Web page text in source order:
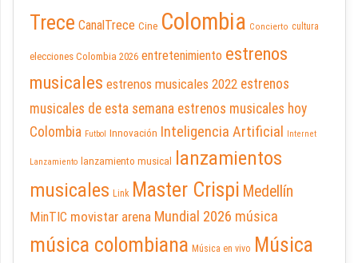
Trece CanalTrece Cine Colombia Concierto cultura
elecciones Colombia 2026 entretenimiento estrenos
musicales estrenos musicales 2022 estrenos
musicales de esta semana estrenos musicales hoy
Colombia Futbol Innovación Inteligencia Artificial Internet
Lanzamiento lanzamiento musical
lanzamientos
musicales Link Master Crispi Medellín
MinTIC movistar arena Mundial 2026 música
música colombiana Música en vivo Música